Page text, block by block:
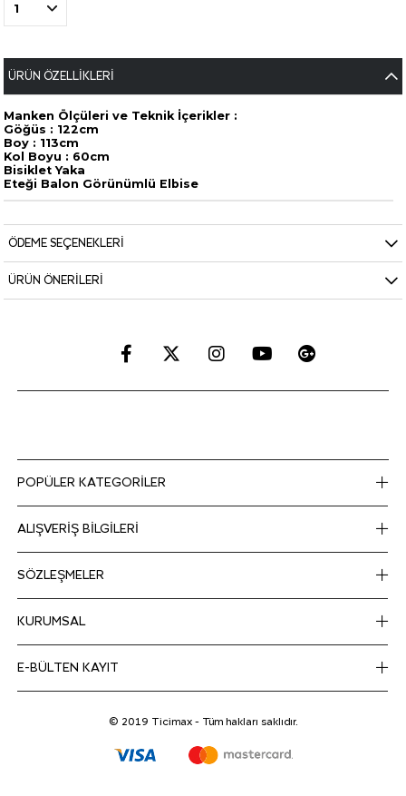
ÜRÜN ÖZELLIKLERI
Manken Ölçüleri ve Teknik İçerikler :
Göğüs : 122cm
Boy : 113cm
Kol Boyu : 60cm
Bisiklet Yaka
Eteği Balon Görünümlü Elbise
ÖDEME SEÇENEKLERI
ÜRÜN ÖNERILERI
POPÜLER KATEGORİLER
ALIŞVERİŞ BİLGİLERİ
SÖZLEŞMELER
KURUMSAL
E-BÜLTEN KAYIT
© 2019 Ticimax - Tüm hakları saklıdır.